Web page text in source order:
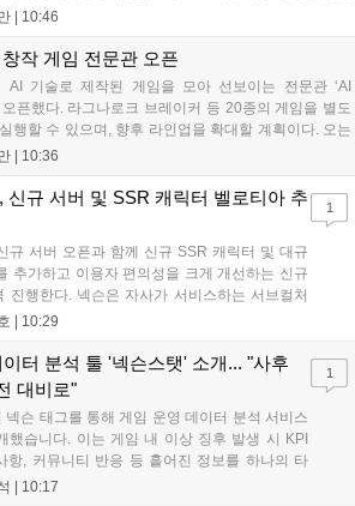
조합과 사건 재구성이 핵심이며, 현재 스팀 상점 페이
고 있다....
10:46
작 게임 전문관 오픈
AI 기술로 제작된 게임을 모아 선보이는 전문관 ‘AI
픈했다. 라그나로크 브레이커 등 20종의 게임을 별도
행할 수 있으며, 향후 라인업을 확대할 계획이다. 오는
실행 시 할인 쿠폰을 지급하는 오픈 기념 이벤트도 진
해 창작자와 이용자 모두에게 새로운 경험을 제공할 것
10:36
신규 서버 및 SSR 캐릭터 벨로티아 추
규 서버 오픈과 함께 신규 SSR 캐릭터 및 대규
추가하고 이용자 편의성을 크게 개선하는 신규
진행한다. 넥슨은 자사가 서비스하는 서브컬처
에 신규 서버 'world3'을 개설하고 신규 캐릭터
통해 어둠 속 서큐버스...
10:29
1
터 분석 툴 '넥슨스탯' 소개... "사후
대비로"
넥슨 태그를 통해 게임 운영 데이터 분석 서비스
했습니다. 이는 게임 내 이상 징후 발생 시 KPI
항, 커뮤니티 반응 등 흩어진 정보를 하나의 타
원인을 빠르게 파악하도록 돕는 관제 허브입니
10:17
1